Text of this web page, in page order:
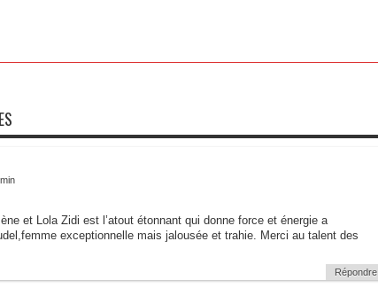
et Lola Zidi est l’atout étonnant qui donne force et énergie a
exceptionnelle mais jalousée et trahie. Merci au talent des
Répondre